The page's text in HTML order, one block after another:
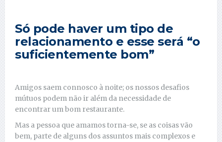
Só pode haver um tipo de
relacionamento e esse será “o
suficientemente bom”
Amigos saem connosco à noite; os nossos desafios
mútuos podem não ir além da necessidade de
encontrar um bom restaurante.
Mas a pessoa que amamos torna-se, se as coisas vão
bem, parte de alguns dos assuntos mais complexos e